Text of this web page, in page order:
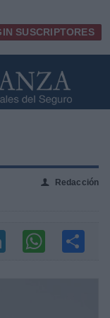
SUSCRIPTORES
👤 Redacción